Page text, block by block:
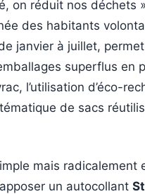
on réduit nos déchets
des habitants
janvier à juillet,
superflus en
l’utilisation d’éco-
de sacs
mais radicalement
un autocollant